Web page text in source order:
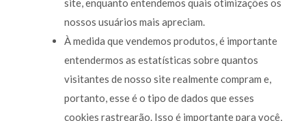
site, enquanto entendemos quais otimizações os
nossos usuários mais apreciam.
À medida que vendemos produtos, é importante
entendermos as estatísticas sobre quantos
visitantes de nosso site realmente compram e,
portanto, esse é o tipo de dados que esses
cookies rastrearão. Isso é importante para você,